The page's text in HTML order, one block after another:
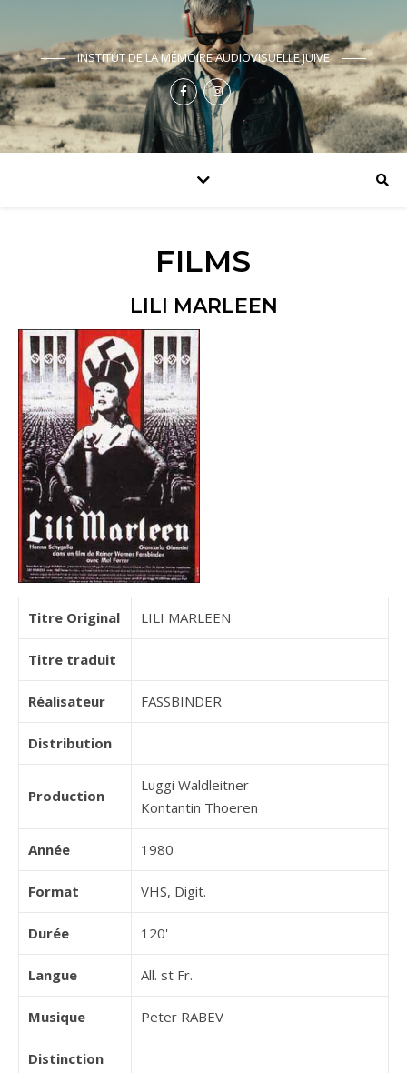
INSTITUT DE LA MÉMOIRE AUDIOVISUELLE JUIVE
FILMS
LILI MARLEEN
Titre Original LILI MARLEEN
Titre traduit
Réalisateur FASSBINDER
Distribution
Production
Luggi Waldleitner
Kontantin Thoeren
Année 1980
Format VHS, Digit.
Durée 120'
Langue All. st Fr.
Musique Peter RABEV
Distinction